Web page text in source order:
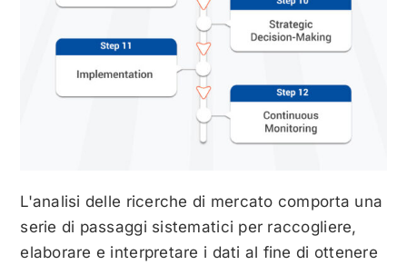
L'analisi delle ricerche di mercato comporta una
serie di passaggi sistematici per raccogliere,
elaborare e interpretare i dati al fine di ottenere